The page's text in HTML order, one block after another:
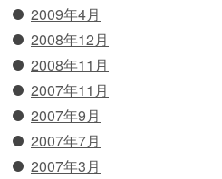
2009年4月
2008年12月
2008年11月
2007年11月
2007年9月
2007年7月
2007年3月